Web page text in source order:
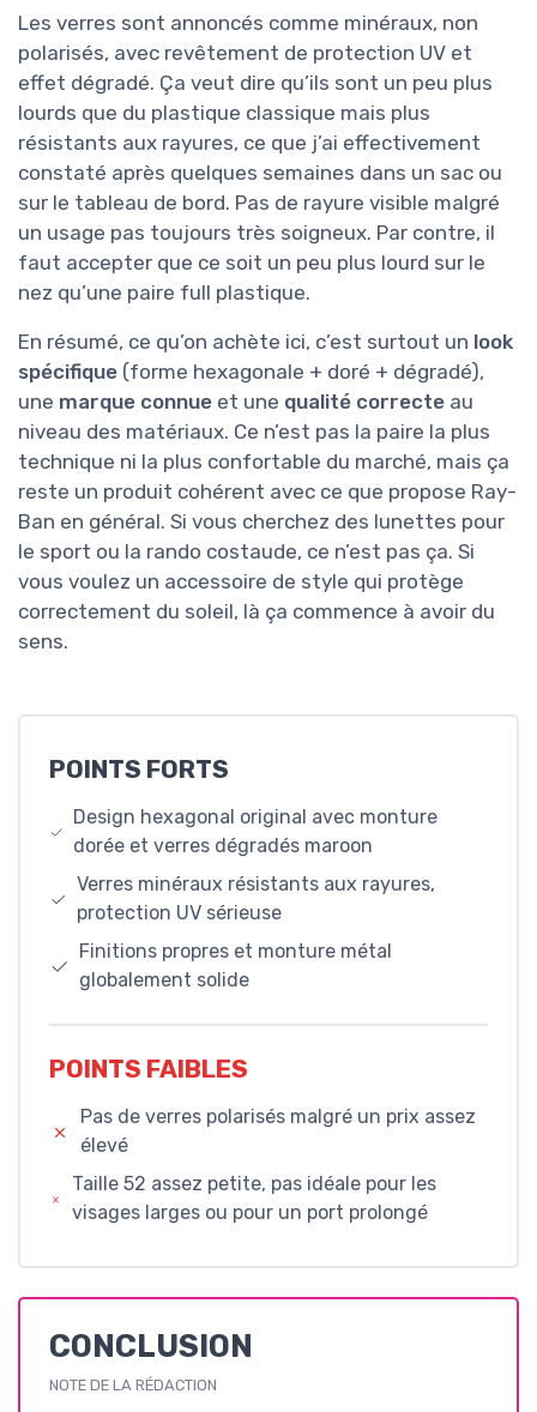
Les verres sont annoncés comme minéraux, non
polarisés, avec revêtement de protection UV et
effet dégradé. Ça veut dire qu’ils sont un peu plus
lourds que du plastique classique mais plus
résistants aux rayures, ce que j’ai effectivement
constaté après quelques semaines dans un sac ou
sur le tableau de bord. Pas de rayure visible malgré
un usage pas toujours très soigneux. Par contre, il
faut accepter que ce soit un peu plus lourd sur le
nez qu’une paire full plastique.
En résumé, ce qu’on achète ici, c’est surtout un look
spécifique (forme hexagonale + doré + dégradé),
une marque connue et une qualité correcte au
niveau des matériaux. Ce n’est pas la paire la plus
technique ni la plus confortable du marché, mais ça
reste un produit cohérent avec ce que propose Ray-
Ban en général. Si vous cherchez des lunettes pour
le sport ou la rando costaude, ce n’est pas ça. Si
vous voulez un accessoire de style qui protège
correctement du soleil, là ça commence à avoir du
sens.
POINTS FORTS
Design hexagonal original avec monture
dorée et verres dégradés maroon
Verres minéraux résistants aux rayures,
protection UV sérieuse
Finitions propres et monture métal
globalement solide
POINTS FAIBLES
Pas de verres polarisés malgré un prix assez
élevé
Taille 52 assez petite, pas idéale pour les
visages larges ou pour un port prolongé
CONCLUSION
NOTE DE LA RÉDACTION